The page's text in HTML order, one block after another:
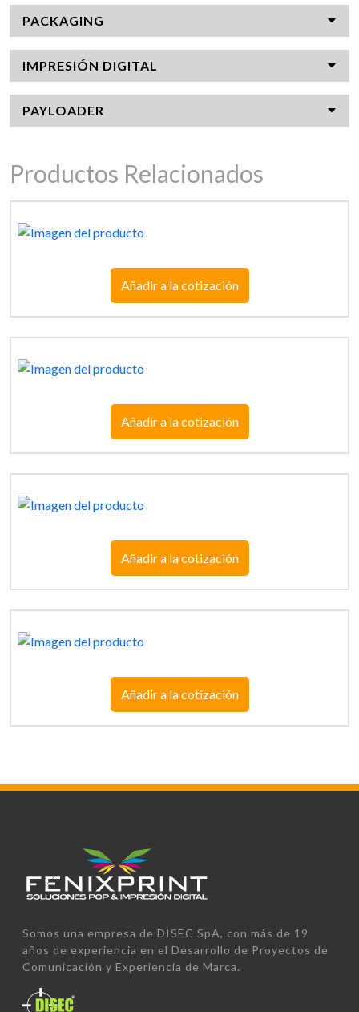
PACKAGING
IMPRESIÓN DIGITAL
PAYLOADER
Productos Relacionados
Añadir a la cotización
Añadir a la cotización
Añadir a la cotización
Añadir a la cotización
Somos una empresa de DISEC SpA, con más de 19
años de experiencia en el Desarrollo de Proyectos de
Comunicación y Experiencia de Marca.